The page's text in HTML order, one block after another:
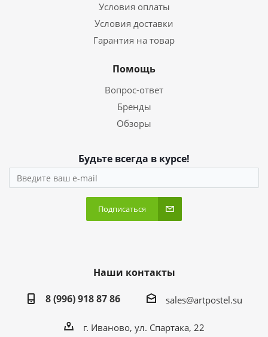
Условия оплаты
Условия доставки
Гарантия на товар
Помощь
Вопрос-ответ
Бренды
Обзоры
Будьте всегда в курсе!
Подписаться
Наши контакты
8 (996) 918 87 86
sales@artpostel.su
г. Иваново, ул. Спартака, 22